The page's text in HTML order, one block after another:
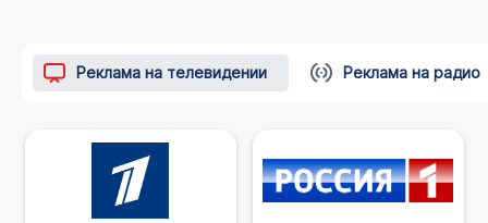
Реклама на телевидении Реклама на радио